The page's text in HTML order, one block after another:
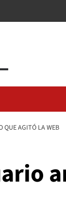
QUE AGITÓ LA WEB